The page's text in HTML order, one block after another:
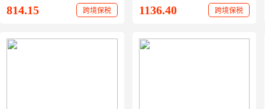
814.15 跨境保税
900g/罐
1136.40 跨境保税